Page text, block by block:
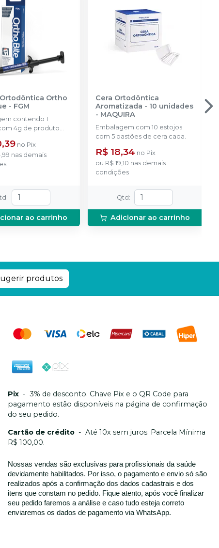
Ortho
- FGM
contendo 1
4g de produto
na cor azul.
no Pix
nas demais
:
ao carrinho
Cera Ortodôntica
Aromatizada - 10 unidades
- MAQUIRA
Embalagem com 10 estojos
com 5 bastões de cera cada.
R$ 18,34 no Pix
ou R$ 19,10 nas demais
condições
Qtd :
Adicionar ao carrinho
produtos
Pix - 3% de desconto. Chave Pix e o QR Code para
pagamento estão disponíveis na página de confirmação
do seu pedido.
Cartão de crédito - Até 10x sem juros. Parcela Mínima
R$ 100,00.
Nossas vendas são exclusivas para profissionais da saúde
devidamente habilitados. Por isso, o pagamento e envio só são
realizados após a confirmação dos dados cadastrais e dos
itens que constam no pedido. Fique atento, após você finalizar
seu pedido faremos a análise e caso tudo esteja correto
enviaremos os dados de pagamento via WhatsApp.